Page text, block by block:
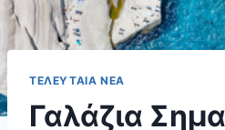
ΤΕΛΕΥΤΑΊΑ ΝΈΑ
Γαλάζια